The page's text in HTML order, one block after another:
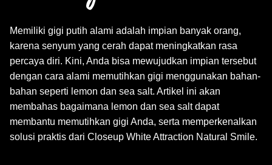
Memiliki gigi putih alami adalah impian banyak orang,
karena senyum yang cerah dapat meningkatkan rasa
percaya diri. Kini, Anda bisa mewujudkan impian tersebut
dengan cara alami memutihkan gigi menggunakan bahan-
bahan seperti lemon dan sea salt. Artikel ini akan
membahas bagaimana lemon dan sea salt dapat
membantu memutihkan gigi Anda, serta memperkenalkan
solusi praktis dari Closeup White Attraction Natural Smile.